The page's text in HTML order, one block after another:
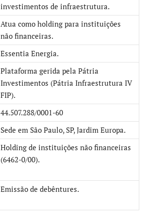
investimentos de infraestrutura.
Atua como holding para instituições
não financeiras.
Essentia Energia.
Plataforma gerida pela Pátria
Investimentos (Pátria Infraestrutura IV
FIP).
44.507.288/0001-60
Sede em São Paulo, SP, Jardim Europa.
Holding de instituições não financeiras
(6462-0/00).
Emissão de debêntures.